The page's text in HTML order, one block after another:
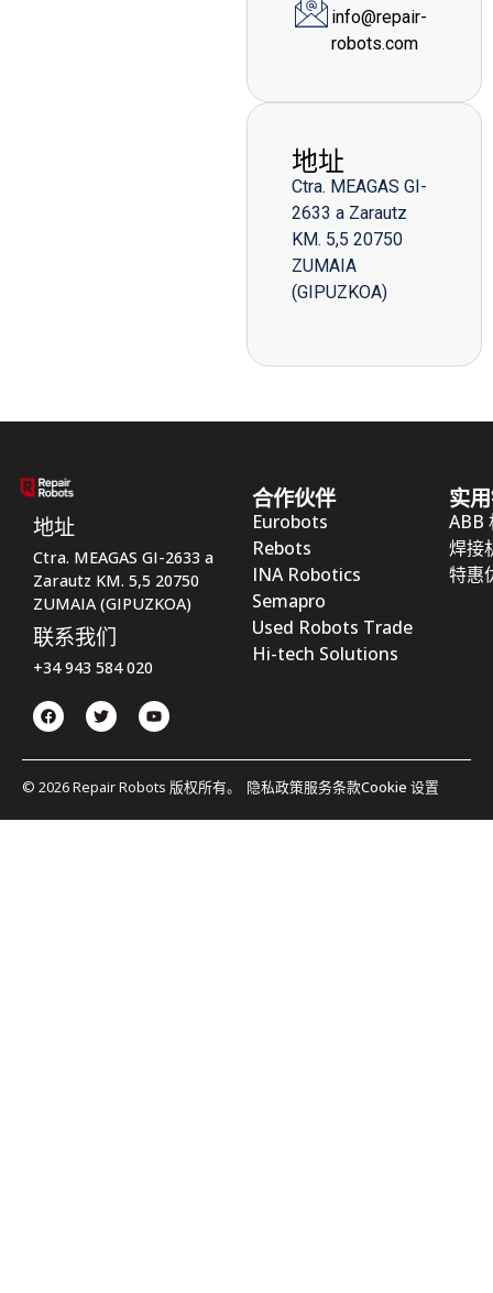
info@repair-
robots.com
地址
Ctra. MEAGAS GI-
2633 a Zarautz
KM. 5,5 20750
ZUMAIA
(GIPUZKOA)
地址
Ctra. MEAGAS GI-2633 a
Zarautz KM. 5,5 20750
ZUMAIA (GIPUZKOA)
联系我们
+34 943 584 020
合作伙伴
Eurobots
Rebots
INA Robotics
Semapro
Used Robots Trade
Hi-tech Solutions
实
ABB
焊接
特惠
© 2026 Repair Robots 版权所有。 隐私政策服务条款Cookie 设置